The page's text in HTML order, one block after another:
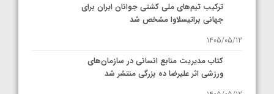
ترکیب تیم‌های ملی کشتی جوانان ایران برای
جهانی براتیسلاوا مشخص شد
1405/05/12
کتاب مدیریت منابع انسانی در سازمان‌های
ورزشی اثر علیرضا ده بزرگی منتشر شد